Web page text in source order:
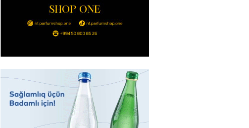
- 14:30
imiş
06.08.2026- 14:15 77
MANŞET
Sarkisyanın əmlakı müsadirə EDİLDİ
79